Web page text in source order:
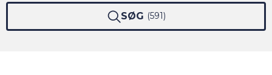
SØG 591